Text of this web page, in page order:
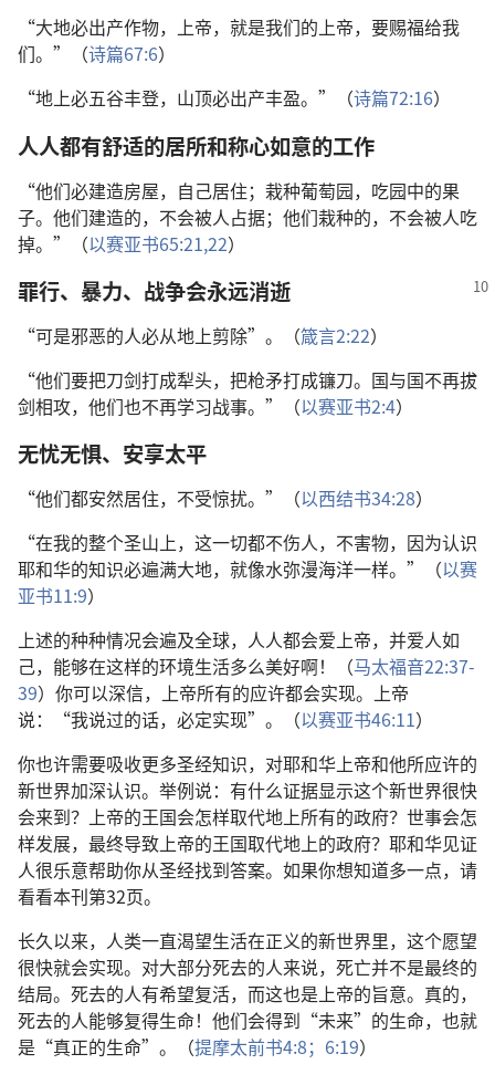
“大地必出产作物，上帝，就是我们的上帝，要赐福给我
们。”（诗篇67:6）
“地上必五谷丰登，山顶必出产丰盈。”（诗篇72:16）
人人都有舒适的居所和称心如意的工作
“他们必建造房屋，自己居住；栽种葡萄园，吃园中的果
子。他们建造的，不会被人占据；他们栽种的，不会被人吃
掉。”（以赛亚书65:21,22）
罪行、暴力、战争会永远消逝
“可是邪恶的人必从地上剪除”。（箴言2:22）
“他们要把刀剑打成犁头，把枪矛打成镰刀。国与国不再拔
剑相攻，他们也不再学习战事。”（以赛亚书2:4）
无忧无惧、安享太平
“他们都安然居住，不受惊扰。”（以西结书34:28）
“在我的整个圣山上，这一切都不伤人，不害物，因为认识
耶和华的知识必遍满大地，就像水弥漫海洋一样。”（以赛
亚书11:9）
上述的种种情况会遍及全球，人人都会爱上帝，并爱人如
己，能够在这样的环境生活多么美好啊！（马太福音22:37-
39）你可以深信，上帝所有的应许都会实现。上帝
说：“我说过的话，必定实现”。（以赛亚书46:11）
你也许需要吸收更多圣经知识，对耶和华上帝和他所应许的
新世界加深认识。举例说：有什么证据显示这个新世界很快
会来到？上帝的王国会怎样取代地上所有的政府？世事会怎
样发展，最终导致上帝的王国取代地上的政府？耶和华见证
人很乐意帮助你从圣经找到答案。如果你想知道多一点，请
看看本刊第32页。
长久以来，人类一直渴望生活在正义的新世界里，这个愿望
很快就会实现。对大部分死去的人来说，死亡并不是最终的
结局。死去的人有希望复活，而这也是上帝的旨意。真的，
死去的人能够复得生命！他们会得到“未来”的生命，也就
是“真正的生命”。（提摩太前书4:8； 6:19）